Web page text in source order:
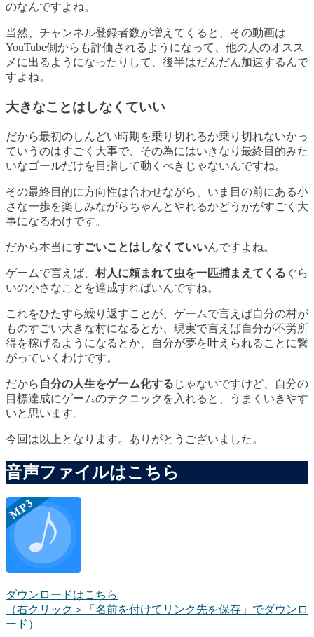
のなんですよね。
当然、チャンネル登録者数が増えてくると、その動画は
YouTube側からも評価されるようになって、他の人のオスス
メに出るようになったりして、後半はだんだん加速するんで
すよね。
大きなことはしなくていい
だから最初のしんどい時期を乗り切れるか乗り切れないかっ
ていうのはすごく大事で、その為にはいきなり最終目的みた
いなゴールだけを目指して動くべきじゃないんですね。
その最終目的に方向性は合わせながら、いま 目の前にある小
さな一歩を楽しみながらちゃんとやれるかどうかがすごく大
事になるわけです。
だから本当にすごいことはしなくていいんですよね。
ゲームで言えば、 村人に頼まれて虫を一匹捕まえてくる ぐら
いの小さなことを達成すればいんですね。
これをひたすら繰り返すことが、ゲームで言えば自分の村が
ものすごい大きな村になるとか、現実で言えば自分が不労所
得を稼げるようになるとか、自分が夢を叶えられることに繋
がっていくわけです。
だから 自分の人生をゲーム化する じゃないですけど、自分の
目標達成にゲームのテクニックを入れると、うまくいきやす
いと思います。
今回は以上となります。ありがとうございました。
音声ファイルはこちら
ダウンロードはこちら
（右クリック＞「名前を付けてリンク先を保存」でダウンロ
ード）